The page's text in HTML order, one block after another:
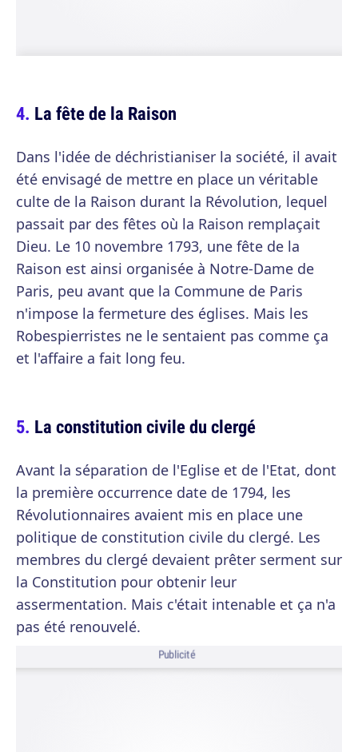
La fête de la Raison
Dans l'idée de déchristianiser la société, il avait
été envisagé de mettre en place un véritable
culte de la Raison durant la Révolution, lequel
passait par des fêtes où la Raison remplaçait
Dieu. Le 10 novembre 1793, une fête de la
Raison est ainsi organisée à Notre-Dame de
Paris, peu avant que la Commune de Paris
n'impose la fermeture des églises. Mais les
Robespierristes ne le sentaient pas comme ça
et l'affaire a fait long feu.
La constitution civile du clergé
Avant la séparation de l'Eglise et de l'Etat, dont
la première occurrence date de 1794, les
Révolutionnaires avaient mis en place une
politique de constitution civile du clergé. Les
membres du clergé devaient prêter serment sur
la Constitution pour obtenir leur
assermentation. Mais c'était intenable et ça n'a
pas été renouvelé.
Publicité